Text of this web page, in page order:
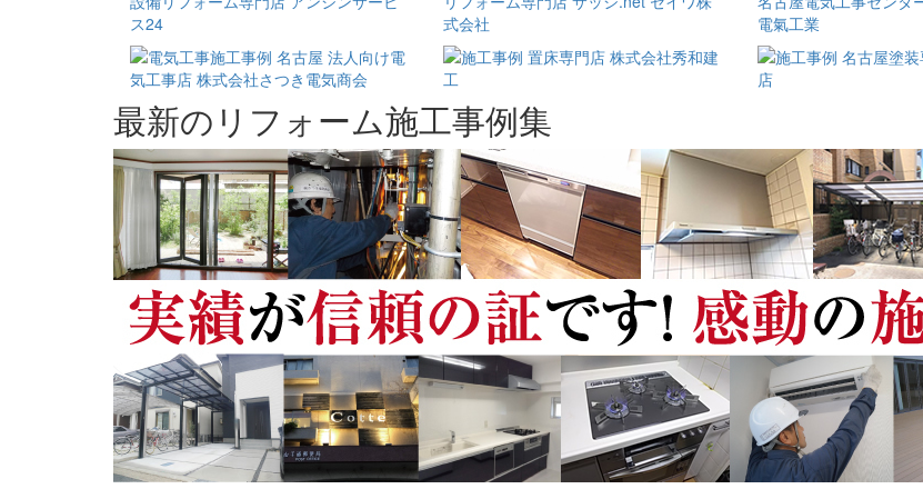
最新のリフォーム施工事例集